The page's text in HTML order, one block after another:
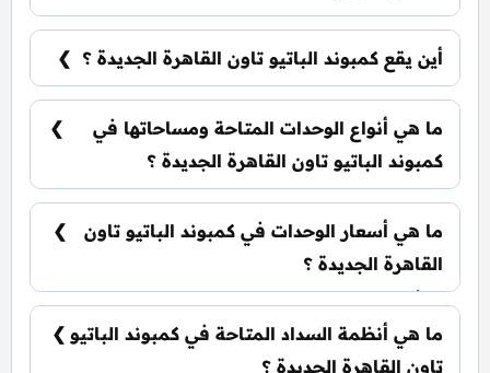
شركة لافيستا للتطوير العقاري La Vista
Developments.
أين يقع كمبوند الباتيو تاون القاهرة الجديدة ؟
يقع كمبوند الباتيو تاون القاهرة الجديدة في قلب
التجمع الخامس.
ما هي أنواع الوحدات المتاحة ومساحاتها في
كمبوند الباتيو تاون القاهرة الجديدة ؟
يضم الكمبوند مجموعة متنوعة من الوحدات السكنية،
تبدأ من 274 متر² فلل مستقلة: تبدأ من 341 متر²
ما هي أسعار الوحدات في كمبوند الباتيو تاون
القاهرة الجديدة ؟
تبدأ الأسعار من 30,000,000 جنيه وتختلف حسب
نوع الوحدة والمساحة، كما أن الأسعار قابلة للتغيير
حسب تطورات السوق.
ما هي أنظمة السداد المتاحة في كمبوند الباتيو
تاون القاهرة الجديدة ؟